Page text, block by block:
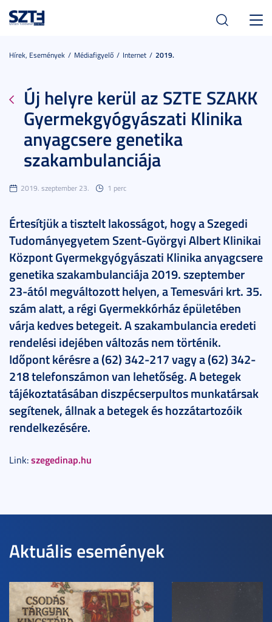
Hírek, Események Médiafigyelő Internet 2019.
Új helyre kerül az SZTE SZAKK
Gyermekgyógyászati Klinika
anyagcsere genetika
szakambulanciája
2019. szeptember 23. 1 perc
Értesítjük a tisztelt lakosságot, hogy a Szegedi
Tudományegyetem Szent-Györgyi Albert Klinikai
Központ Gyermekgyógyászati Klinika anyagcsere
genetika szakambulanciája 2019. szeptember
23-ától megváltozott helyen, a Temesvári krt. 35.
szám alatt, a régi Gyermekkórház épületében
várja kedves betegeit. A szakambulancia eredeti
rendelési idejében változás nem történik.
Időpont kérésre a (62) 342-217 vagy a (62) 342-
218 telefonszámon van lehetőség. A betegek
tájékoztatásában diszpécserpultos munkatársak
segítenek, állnak a betegek és hozzátartozóik
rendelkezésére.
Link:szegedinap.hu
Aktuális események